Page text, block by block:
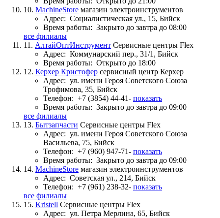
10. MachineStore магазин электроинструментов
Адрес: Социалистическая ул., 15, Бийск
Время работы: Закрыто до завтра до 08:00
все филиалы
11. АлтайОптИнструмент Сервисные центры Flex
Адрес: Коммунарский пер., 31/1, Бийск
Время работы: Открыто до 18:00
12. Керхер Кристофер сервисный центр Керхер
Адрес: ул. имени Героя Советского Союза
Трофимова, 35, Бийск
Телефон: +7 (3854) 44-41- показать
Время работы: Закрыто до завтра до 09:00
все филиалы
13. Бытзапчасти Сервисные центры Flex
Адрес: ул. имени Героя Советского Союза
Васильева, 75, Бийск
Телефон: +7 (960) 947-71- показать
Время работы: Закрыто до завтра до 09:00
14. MachineStore магазин электроинструментов
Адрес: Советская ул., 214, Бийск
Телефон: +7 (961) 238-32- показать
все филиалы
15. Kristell Сервисные центры Flex
Адрес: ул. Петра Мерлина, 65, Бийск